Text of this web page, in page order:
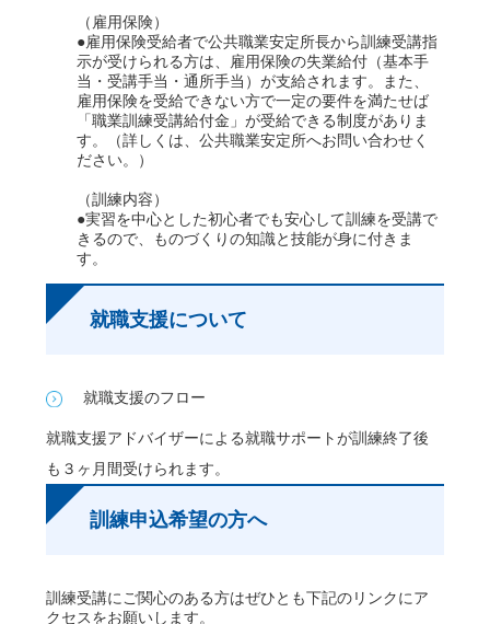
（雇用保険）
●雇用保険受給者で公共職業安定所長から訓練受講指
示が受けられる方は、雇用保険の失業給付（基本手
当・受講手当・通所手当）が支給されます。また、
雇用保険を受給できない方で一定の要件を満たせば
「職業訓練受講給付金」が受給できる制度がありま
す。（詳しくは、公共職業安定所へお問い合わせく
ださい。）
（訓練内容）
●実習を中心とした初心者でも安心して訓練を受講で
きるので、ものづくりの知識と技能が身に付きま
す。
就職支援について
就職支援のフロー
就職支援アドバイザーによる就職サポートが訓練終了後
も３ヶ月間受けられます。
訓練申込希望の方へ
訓練受講にご関心のある方はぜひとも下記のリンクにア
クセスをお願いします。